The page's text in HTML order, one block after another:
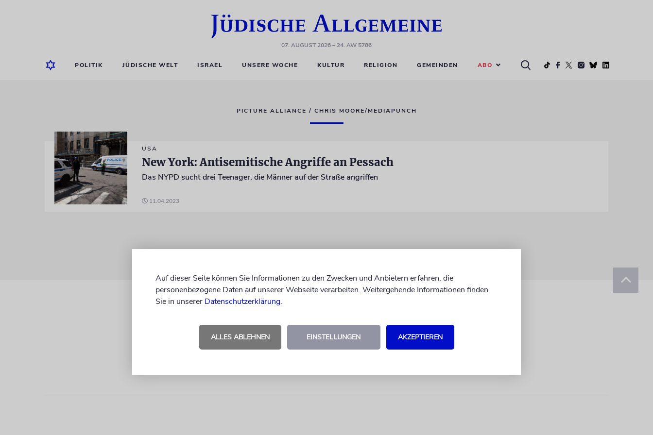
07. AUGUST 2026– 24. AW 5786
POLITIK JÜDISCHE WELT ISRAEL UNSERE WOCHE KULTUR RELIGION GEMEINDEN ABO
PICTURE ALLIANCE / CHRIS MOORE/MEDIAPUNCH
USA
New York: Antisemitische Angriffe an Pessach
Das NYPD sucht drei Teenager, die Männer auf der Straße angriffen
11.04.2023
Auf dieser Seite können Sie Informationen zu den Zwecken und Anbietern erfahren, die
personenbezogene Daten auf unserer Webseite verarbeiten. Weitergehende Informationen finden
Sie in unserer Datenschutzerklärung.
ALLES ABLEHNEN EINSTELLUNGEN AKZEPTIEREN